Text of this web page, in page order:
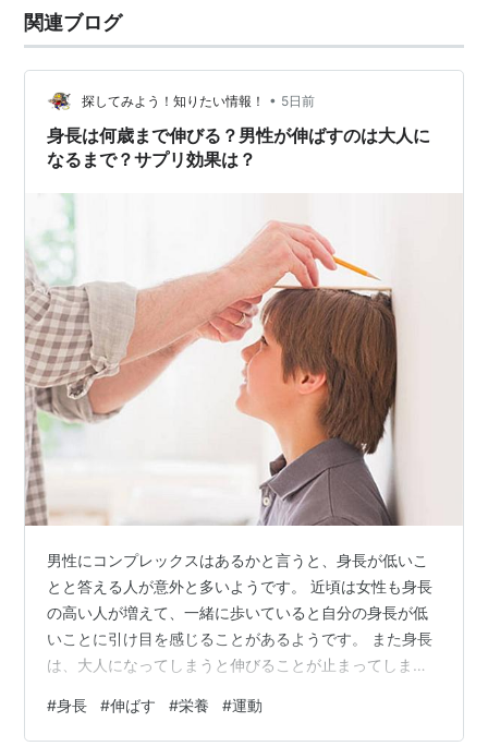
関連ブログ
探してみよう！知りたい情報！ • 5日前
身長は何歳まで伸びる？男性が伸ばすのは大人に
なるまで？サプリ効果は？
男性にコンプレックスはあるかと言うと、身長が低いこ
とと答える人が意外と多いようです。 近頃は女性も身長
の高い人が増えて、一緒に歩いていると自分の身長が低
いことに引け目を感じることがあるようです。 また身長
は、大人になってしまうと伸びることが止まってしまう
ものなのでしょうか。 また大人になるまでに運動やサプ
#身長 #伸ばす #栄養 #運動